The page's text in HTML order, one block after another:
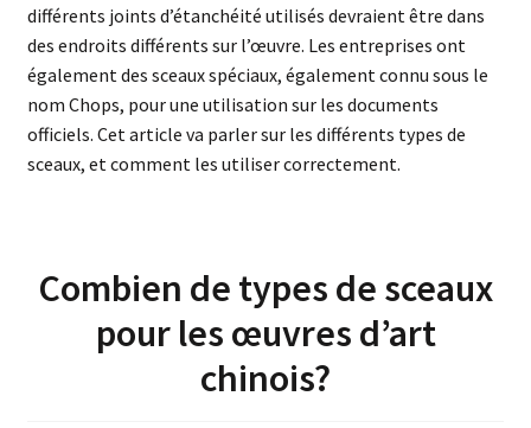
différents joints d’étanchéité utilisés devraient être dans
des endroits différents sur l’œuvre. Les entreprises ont
également des sceaux spéciaux, également connu sous le
nom Chops, pour une utilisation sur les documents
officiels. Cet article va parler sur les différents types de
sceaux, et comment les utiliser correctement.
Combien de types de sceaux
pour les œuvres d’art
chinois?